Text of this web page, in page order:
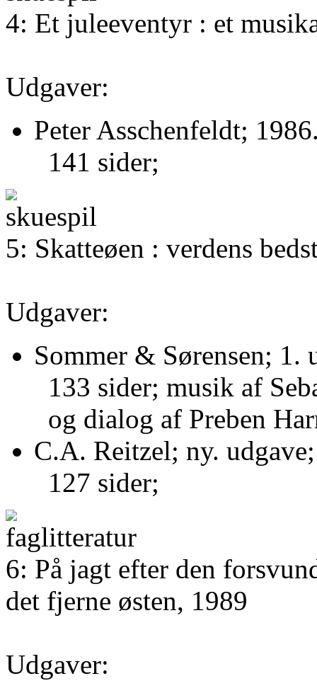
4: Et juleeventyr : et
Udgaver:
Peter Asschenfeldt;
141 sider;
5: Skatteøen : verdens
Udgaver:
Sommer & Sørensen; 1.
133 sider; musik af
og dialog af Preben
C.A. Reitzel; ny.
127 sider;
6: På jagt efter den
det fjerne østen, 1989
Udgaver: